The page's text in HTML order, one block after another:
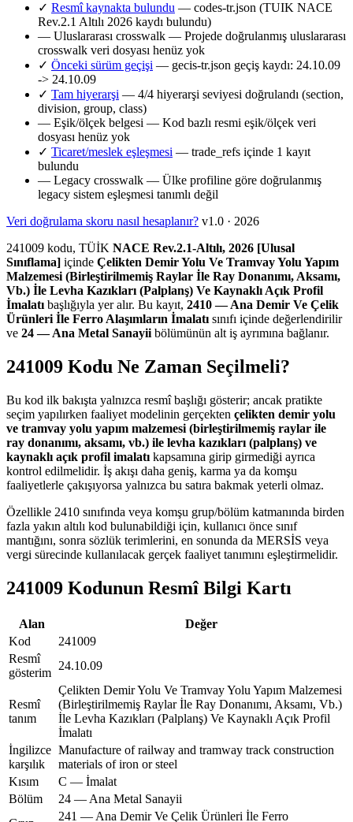
✓ Resmî kaynakta bulundu — codes-tr.json (TUIK NACE
Rev.2.1 Altılı 2026 kaydı bulundu)
— Uluslararası crosswalk — Projede doğrulanmış uluslararası
crosswalk veri dosyası henüz yok
✓ Önceki sürüm geçişi — gecis-tr.json geçiş kaydı: 24.10.09
-> 24.10.09
✓ Tam hiyerarşi — 4/4 hiyerarşi seviyesi doğrulandı (section,
division, group, class)
— Eşik/ölçek belgesi — Kod bazlı resmi eşik/ölçek veri
dosyası henüz yok
✓ Ticaret/meslek eşleşmesi — trade_refs içinde 1 kayıt
bulundu
— Legacy crosswalk — Ülke profiline göre doğrulanmış
legacy sistem eşleşmesi tanımlı değil
Veri doğrulama skoru nasıl hesaplanır? v1.0 · 2026
241009 kodu, TÜİK NACE Rev.2.1-Altılı, 2026 [Ulusal
Sınıflama] içinde Çelikten Demir Yolu Ve Tramvay Yolu Yapım
Malzemesi (Birleştirilmemiş Raylar İle Ray Donanımı, Aksamı,
Vb.) İle Levha Kazıkları (Palplanş) Ve Kaynaklı Açık Profil
İmalatıbaşlığıyla yer alır. Bu kayıt, 2410 — Ana Demir Ve Çelik
Ürünleri İle Ferro Alaşımların İmalatısınıfı içinde değerlendirilir
ve 24 — Ana Metal Sanayiibölümünün alt iş ayrımına bağlanır.
241009 Kodu Ne Zaman Seçilmeli?
Bu kod ilk bakışta yalnızca resmî başlığı gösterir; ancak pratikte
seçim yapılırken faaliyet modelinin gerçekten çelikten demir yolu
ve tramvay yolu yapım malzemesi (birleştirilmemiş raylar ile
ray donanımı, aksamı, vb.) ile levha kazıkları (palplanş) ve
kaynaklı açık profil imalatı kapsamına girip girmediği ayrıca
kontrol edilmelidir. İş akışı daha geniş, karma ya da komşu
faaliyetlerle çakışıyorsa yalnızca bu satıra bakmak yeterli olmaz.
Özellikle 2410 sınıfında veya komşu grup/bölüm katmanında birden
fazla yakın altılı kod bulunabildiği için, kullanıcı önce sınıf
mantığını, sonra sözlük terimlerini, en sonunda da MERSİS veya
vergi sürecinde kullanılacak gerçek faaliyet tanımını eşleştirmelidir.
241009 Kodunun Resmî Bilgi Kartı
Alan
Değer
Kod
241009
Resmî
gösterim
24.10.09
Resmî
tanım
Çelikten Demir Yolu Ve Tramvay Yolu Yapım Malzemesi
(Birleştirilmemiş Raylar İle Ray Donanımı, Aksamı, Vb.)
İle Levha Kazıkları (Palplanş) Ve Kaynaklı Açık Profil
İmalatı
İngilizce
karşılık
Manufacture of railway and tramway track construction
materials of iron or steel
Kısım
C — İmalat
Bölüm
24 — Ana Metal Sanayii
241 — Ana Demir Ve Çelik Ürünleri İle Ferro